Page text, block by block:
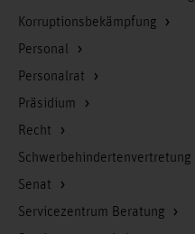
Korruptionsbekämpfung
Personal
Personalrat
Präsidium
Recht
Schwerbehindertenvertretung
Senat
Servicezentrum Beratung